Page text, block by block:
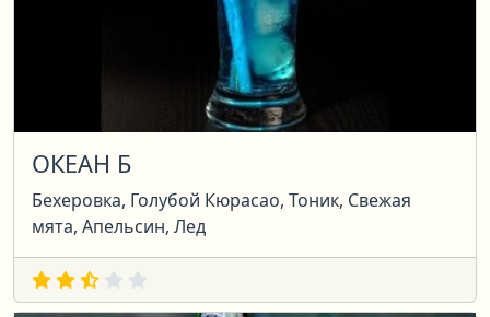
ОКЕАН Б
Бехеровка, Голубой Кюрасао, Тоник, Свежая
мята, Апельсин, Лед